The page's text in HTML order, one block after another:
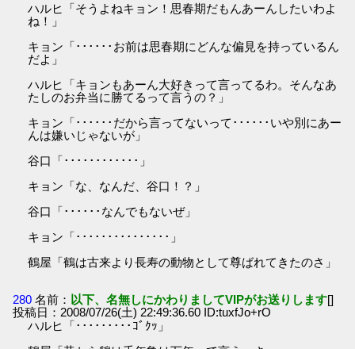
ハルヒ「そうよねキョン！思春期だもんあーんしたいわよ
ね！」
キョン「･･････お前は思春期にどんな偏見を持っているん
だよ」
ハルヒ「キョンもあーん大好きって言ってるわ。そんなあ
たしのお弁当に勝てるって言うの？」
キョン「･･････だから言ってないって･･････いや別にあー
んは嫌いじゃないが」
谷口「････････････」
キョン「な、なんだ、谷口！？」
谷口「･･････なんでもないぜ」
キョン「･･･････････････」
鶴屋「鶴は古来より長寿の動物として尊ばれてきたのさ」
280 名前： 以下、名無しにかわりましてVIPがお送りします[]
投稿日：2008/07/26(土) 22:49:36.60 ID:tuxfJo+rO
ハルヒ「･････････ｺﾞｸｯ」